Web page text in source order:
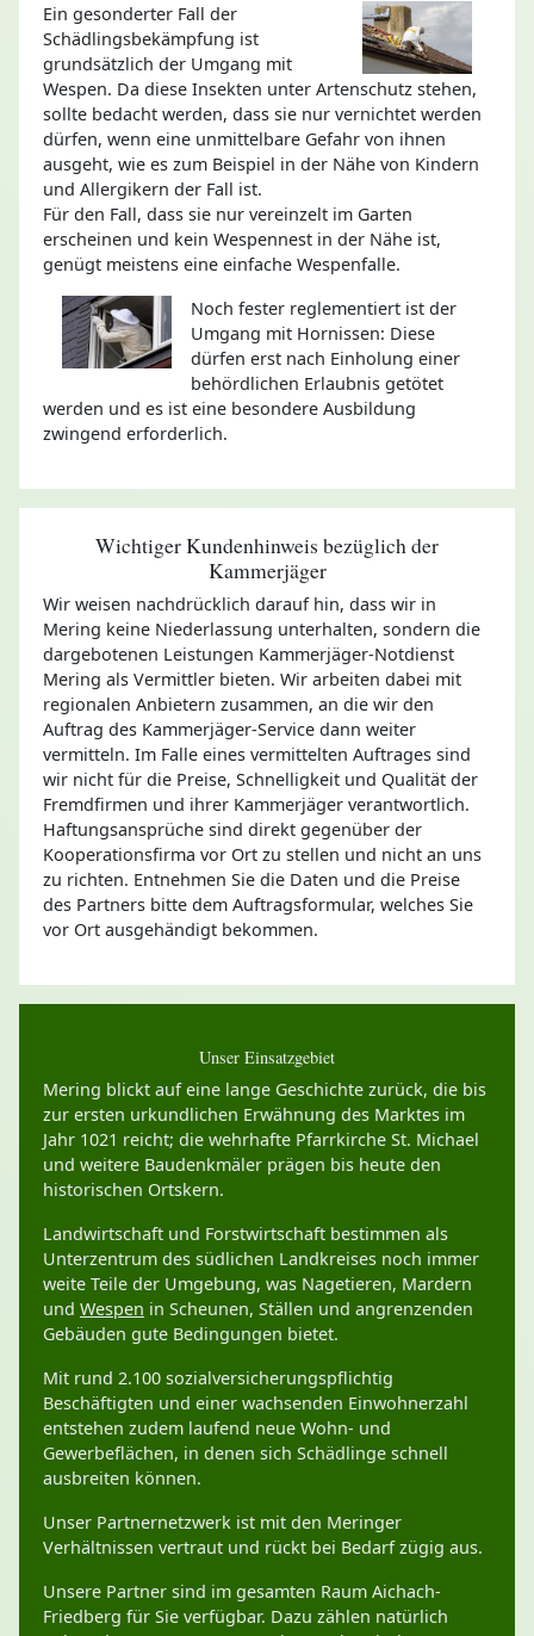
Ein gesonderter Fall der
Schädlingsbekämpfung ist
grundsätzlich der Umgang mit
Wespen. Da diese Insekten unter Artenschutz stehen,
sollte bedacht werden, dass sie nur vernichtet werden
dürfen, wenn eine unmittelbare Gefahr von ihnen
ausgeht, wie es zum Beispiel in der Nähe von Kindern
und Allergikern der Fall ist.
Für den Fall, dass sie nur vereinzelt im Garten
erscheinen und kein Wespennest in der Nähe ist,
genügt meistens eine einfache Wespenfalle.
Noch fester reglementiert ist der
Umgang mit Hornissen: Diese
dürfen erst nach Einholung einer
behördlichen Erlaubnis getötet
werden und es ist eine besondere Ausbildung
zwingend erforderlich.
Wichtiger Kundenhinweis bezüglich der
Kammerjäger
Wir weisen nachdrücklich darauf hin, dass wir in
Mering keine Niederlassung unterhalten, sondern die
dargebotenen Leistungen Kammerjäger-Notdienst
Mering als Vermittler bieten. Wir arbeiten dabei mit
regionalen Anbietern zusammen, an die wir den
Auftrag des Kammerjäger-Service dann weiter
vermitteln. Im Falle eines vermittelten Auftrages sind
wir nicht für die Preise, Schnelligkeit und Qualität der
Fremdfirmen und ihrer Kammerjäger verantwortlich.
Haftungsansprüche sind direkt gegenüber der
Kooperationsfirma vor Ort zu stellen und nicht an uns
zu richten. Entnehmen Sie die Daten und die Preise
des Partners bitte dem Auftragsformular, welches Sie
vor Ort ausgehändigt bekommen.
Unser Einsatzgebiet
Mering blickt auf eine lange Geschichte zurück, die bis
zur ersten urkundlichen Erwähnung des Marktes im
Jahr 1021 reicht; die wehrhafte Pfarrkirche St. Michael
und weitere Baudenkmäler prägen bis heute den
historischen Ortskern.
Landwirtschaft und Forstwirtschaft bestimmen als
Unterzentrum des südlichen Landkreises noch immer
weite Teile der Umgebung, was Nagetieren, Mardern
und Wespen in Scheunen, Ställen und angrenzenden
Gebäuden gute Bedingungen bietet.
Mit rund 2.100 sozialversicherungspflichtig
Beschäftigten und einer wachsenden Einwohnerzahl
entstehen zudem laufend neue Wohn- und
Gewerbeflächen, in denen sich Schädlinge schnell
ausbreiten können.
Unser Partnernetzwerk ist mit den Meringer
Verhältnissen vertraut und rückt bei Bedarf zügig aus.
Unsere Partner sind im gesamten Raum Aichach-
Friedberg für Sie verfügbar. Dazu zählen natürlich